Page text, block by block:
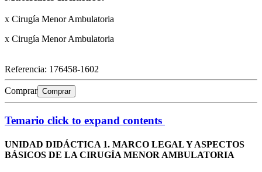
x Cirugía Menor Ambulatoria
x Cirugía Menor Ambulatoria
Referencia: 176458-1602
Comprar Comprar
Temario click to expand contents
UNIDAD DIDÁCTICA 1. MARCO LEGAL Y ASPECTOS
BÁSICOS DE LA CIRUGÍA MENOR AMBULATORIA